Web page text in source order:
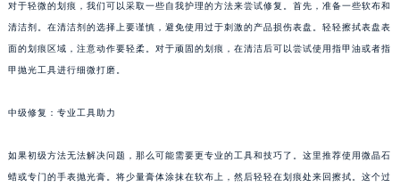
对于轻微的划痕，我们可以采取一些自我护理的方法来尝试修复。首先，准备一些软布和
清洁剂。在清洁剂的选择上要谨慎，避免使用过于刺激的产品损伤表盘。轻轻擦拭表盘表
面的划痕区域，注意动作要轻柔。对于顽固的划痕，在清洁后可以尝试使用指甲油或者指
甲抛光工具进行细微打磨。
中级修复：专业工具助力
如果初级方法无法解决问题，那么可能需要更专业的工具和技巧了。这里推荐使用微晶石
蜡或专门的手表抛光膏。将少量膏体涂抹在软布上，然后轻轻在划痕处来回擦拭。这个过